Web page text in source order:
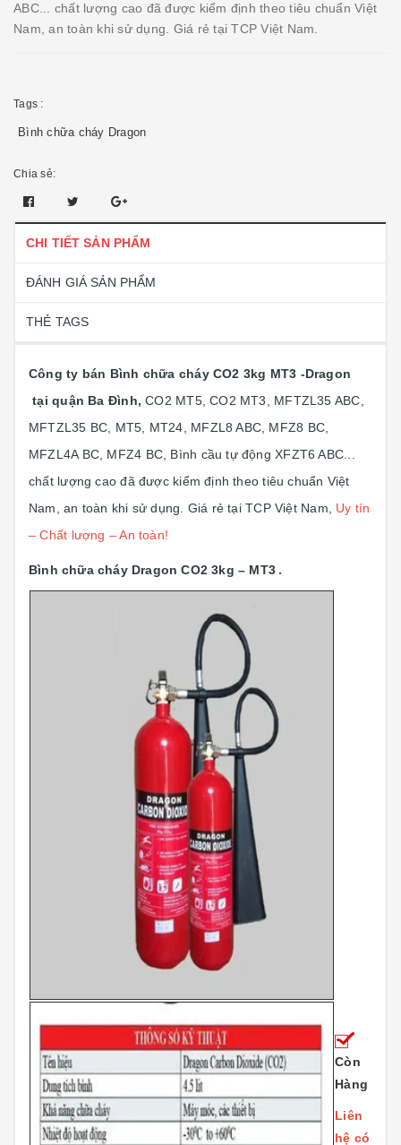
ABC... chất lượng cao đã được kiểm định theo tiêu chuẩn Việt
Nam, an toàn khi sử dụng. Giá rẻ tại TCP Việt Nam.
Tags :
Bình chữa cháy Dragon
Chia sẻ:
CHI TIẾT SẢN PHẨM
ĐÁNH GIÁ SẢN PHẨM
THẺ TAGS
Công ty bán Bình chữa cháy CO2 3kg MT3 -Dragon
tại quận Ba Đình,CO2 MT5, CO2 MT3, MFTZL35 ABC,
MFTZL35 BC, MT5, MT24, MFZL8 ABC, MFZ8 BC,
MFZL4A BC, MFZ4 BC, Bình cầu tự động XFZT6 ABC...
chất lượng cao đã được kiểm định theo tiêu chuẩn Việt
Nam, an toàn khi sử dụng. Giá rẻ tại TCP Việt Nam, Uy tín
– Chất lượng – An toàn!
Bình chữa cháy Dragon CO2 3kg – MT3 .
Còn
Hàng
Liên
hệ có